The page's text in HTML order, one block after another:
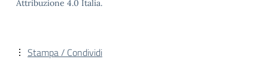
Attribuzione 4.0 Italia.
Stampa / Condividi